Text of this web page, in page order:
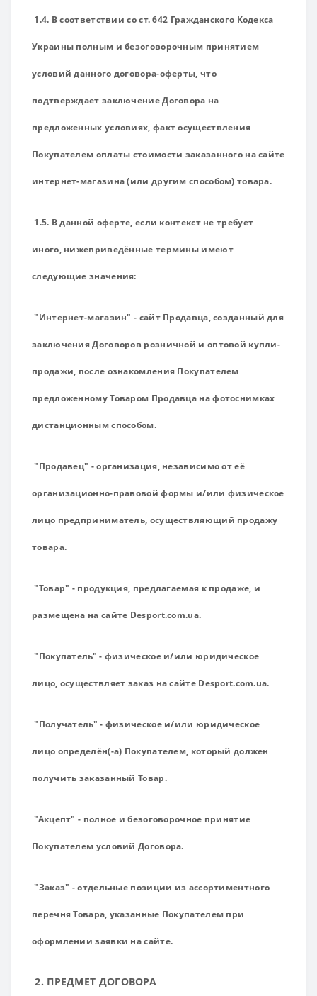
1.4. В соответствии со ст. 642 Гражданского Кодекса
Украины полным и безоговорочным принятием
условий данного договора-оферты, что
подтверждает заключение Договора на
предложенных условиях, факт осуществления
Покупателем оплаты стоимости заказанного на сайте
интернет-магазина (или другим способом) товара.
1.5. В данной оферте, если контекст не требует
иного, нижеприведённые термины имеют
следующие значения:
"Интернет-магазин" - сайт Продавца, созданный для
заключения Договоров розничной и оптовой купли-
продажи, после ознакомления Покупателем
предложенному Товаром Продавца на фотоснимках
дистанционным способом.
"Продавец" - организация, независимо от её
организационно-правовой формы и/или физическое
лицо предприниматель, осуществляющий продажу
товара.
"Товар" - продукция, предлагаемая к продаже, и
размещена на сайте Desport.com.ua.
"Покупатель" - физическое и/или юридическое
лицо, осуществляет заказ на сайте Desport.com.ua.
"Получатель" - физическое и/или юридическое
лицо определён(-а) Покупателем, который должен
получить заказанный Товар.
"Акцепт" - полное и безоговорочное принятие
Покупателем условий Договора.
"Заказ" - отдельные позиции из ассортиментного
перечня Товара, указанные Покупателем при
оформлении заявки на сайте.
2. ПРЕДМЕТ ДОГОВОРА